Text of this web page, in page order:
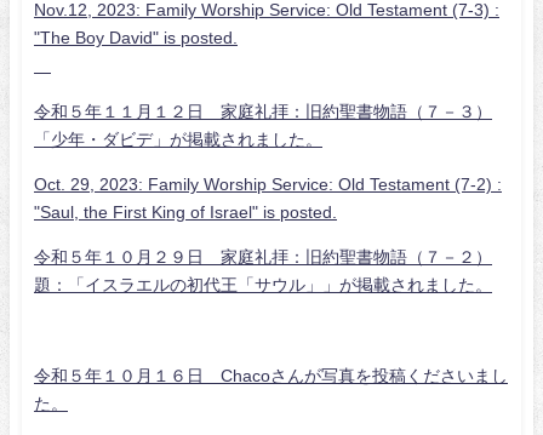
Nov.12, 2023: Family Worship Service: Old Testament (7-3) :
"The Boy David" is posted.
令和５年１１月１２日 家庭礼拝：旧約聖書物語（７－３）
「少年・ダビデ」が掲載されました。
Oct. 29, 2023: Family Worship Service: Old Testament (7-2) :
"Saul, the First King of Israel" is posted.
令和５年１０月２９日 家庭礼拝：旧約聖書物語（７－２）
題：「イスラエルの初代王「サウル」」が掲載されました。
令和５年１０月１６日 Chacoさんが写真を投稿くださいまし
た。